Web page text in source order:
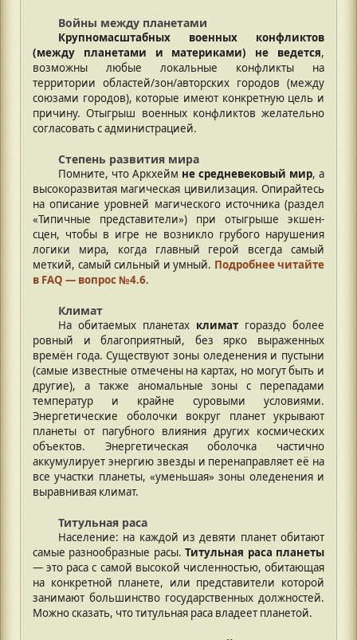
Войны между планетами
Крупномасштабных военных конфликтов
(между планетами и материками) не ведется,
возможны любые локальные конфликты на
территории областей/зон/авторских городов (между
союзами городов), которые имеют конкретную цель и
причину. Отыгрыш военных конфликтов желательно
согласовать с администрацией.
Степень развития мира
Помните, что Аркхейм не средневековый мир, а
высокоразвитая магическая цивилизация. Опирайтесь
на описание уровней магического источника (раздел
«Типичные представители») при отыгрыше экшен-
сцен, чтобы в игре не возникло грубого нарушения
логики мира, когда главный герой всегда самый
меткий, самый сильный и умный. Подробнее читайте
в FAQ — вопрос №4.6.
Климат
На обитаемых планетах климат гораздо более
ровный и благоприятный, без ярко выраженных
времён года. Существуют зоны оледенения и пустыни
(самые известные отмечены на картах, но могут быть и
другие), а также аномальные зоны с перепадами
температур и крайне суровыми условиями.
Энергетические оболочки вокруг планет укрывают
планеты от пагубного влияния других космических
объектов. Энергетическая оболочка частично
аккумулирует энергию звезды и перенаправляет её на
все участки планеты, «уменьшая» зоны оледенения и
выравнивая климат.
Титульная раса
Население: на каждой из девяти планет обитают
самые разнообразные расы.Титульная раса планеты
— это раса с самой высокой численностью, обитающая
на конкретной планете, или представители которой
занимают большинство государственных должностей.
Можно сказать, что титульная раса владеет планетой.